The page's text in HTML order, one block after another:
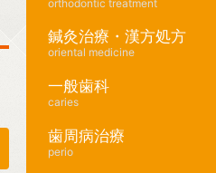
orthodontic treatment
鍼灸治療・漢方処方
oriental medicine
一般歯科
caries
歯周病治療
perio